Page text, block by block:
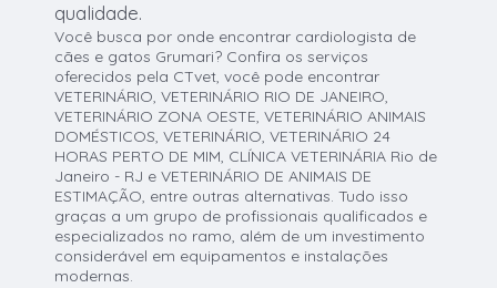
qualidade.
Você busca por onde encontrar cardiologista de
cães e gatos Grumari? Confira os serviços
oferecidos pela CTvet, você pode encontrar
VETERINÁRIO, VETERINÁRIO RIO DE JANEIRO,
VETERINÁRIO ZONA OESTE, VETERINÁRIO ANIMAIS
DOMÉSTICOS, VETERINÁRIO, VETERINÁRIO 24
HORAS PERTO DE MIM, CLÍNICA VETERINÁRIA Rio de
Janeiro - RJ e VETERINÁRIO DE ANIMAIS DE
ESTIMAÇÃO, entre outras alternativas. Tudo isso
graças a um grupo de profissionais qualificados e
especializados no ramo, além de um investimento
considerável em equipamentos e instalações
modernas.